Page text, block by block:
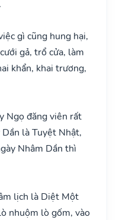
gì cũng hung hại,
gả, trổ cửa, làm
khẩn, khai trương,
Ngọ đăng viên rất
là Tuyệt Nhật,
Nhâm Dần thì
lịch là Diệt Một
nhuộm lò gốm, vào